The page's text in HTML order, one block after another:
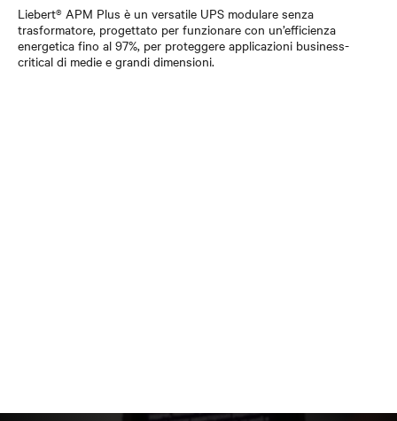
Liebert® APM Plus è un versatile UPS modulare senza
trasformatore, progettato per funzionare con un’efficienza
energetica fino al 97%, per proteggere applicazioni business-
critical di medie e grandi dimensioni.